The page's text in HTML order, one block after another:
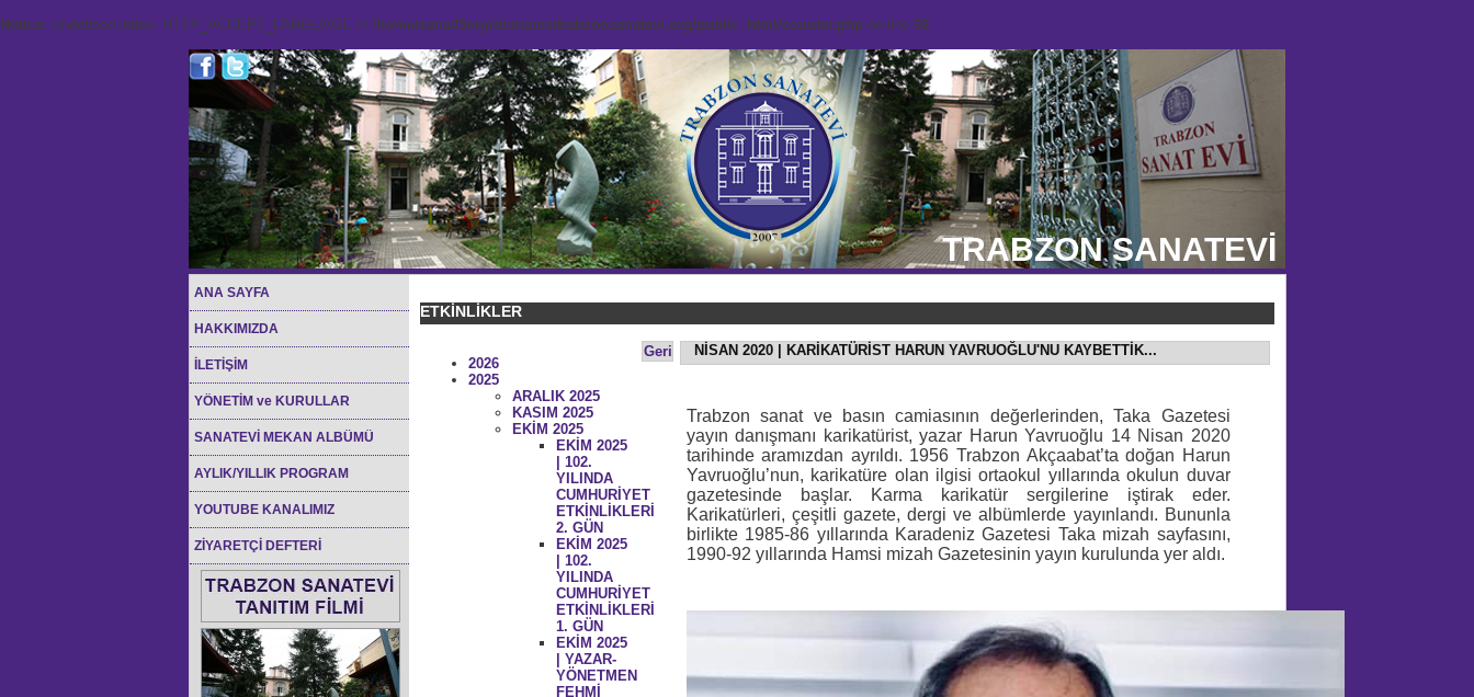
Notice: Undefined index: HTTP_ACCEPT_LANGUAGE in /home/sana45org/domains/trabzonsanatevi.org/public_html/counter.php on line 92
TRABZON SANATEVİ
ANA SAYFA
HAKKIMIZDA
İLETİŞİM
YÖNETİM ve KURULLAR
SANATEVİ MEKAN ALBÜMÜ
AYLIK/YILLIK PROGRAM
YOUTUBE KANALIMIZ
ZİYARETÇİ DEFTERİ
ETKİNLİKLER
Geri NİSAN 2020 | KARİKATÜRİST HARUN YAVRUOĞLU'NU KAYBETTİK...
Trabzon sanat ve basın camiasının değerlerinden, Taka Gazetesi
yayın danışmanı karikatürist, yazar Harun Yavruoğlu 14 Nisan 2020
tarihinde aramızdan ayrıldı. 1956 Trabzon Akçaabat’ta doğan Harun
Yavruoğlu’nun, karikatüre olan ilgisi ortaokul yıllarında okulun duvar
gazetesinde başlar. Karma karikatür sergilerine iştirak eder.
Karikatürleri, çeşitli gazete, dergi ve albümlerde yayınlandı. Bununla
birlikte 1985-86 yıllarında Karadeniz Gazetesi Taka mizah sayfasını,
1990-92 yıllarında Hamsi mizah Gazetesinin yayın kurulunda yer aldı.
2026
2025
ARALIK 2025
KASIM 2025
EKİM 2025
EKİM 2025
| 102.
YILINDA
CUMHURİYET
ETKİNLİKLERİ
2. GÜN
EKİM 2025
| 102.
YILINDA
CUMHURİYET
ETKİNLİKLERİ
1. GÜN
EKİM 2025
| YAZAR-
YÖNETMEN
FEHMİ